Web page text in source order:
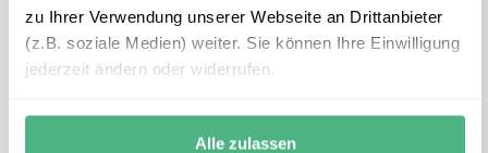
zu Ihrer Verwendung unserer Webseite an Drittanbieter
(z.B. soziale Medien) weiter. Sie können Ihre Einwilligung
jederzeit ändern oder widerrufen.
Alle zulassen
Montag – Freitag: